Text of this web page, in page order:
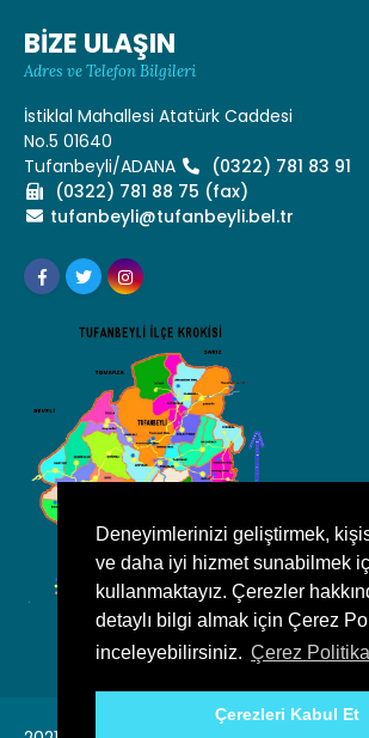
Deneyimlerinizi geliştirmek,
ve daha iyi hizmet sunabilmek
kullanmaktayız. Çerezler
detaylı bilgi almak için Çerez
inceleyebilirsiniz. Çerez
Çerezleri Kabul Et
BİZE ULAŞIN
Adres ve Telefon Bilgileri
İstiklal Mahallesi Atatürk Caddesi
No.5 01640
Tufanbeyli/ADANA
(0322) 781 83 91
(0322) 781 88 75 (fax)
tufanbeyli@tufanbeyli.bel.tr